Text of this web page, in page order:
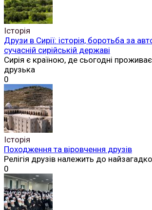
Історія
Друзи в Сирії: історія, боротьба за
сучасній сирійській державі
Сирія є країною, де сьогодні
друзька
0
Історія
Походження та віровчення друзів
Релігія друзів належить до
0